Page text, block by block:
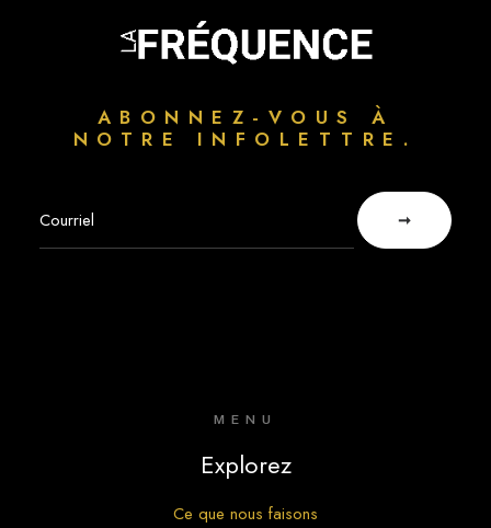
ABONNEZ-VOUS À
NOTRE INFOLETTRE.
MENU
Explorez
Ce que nous faisons